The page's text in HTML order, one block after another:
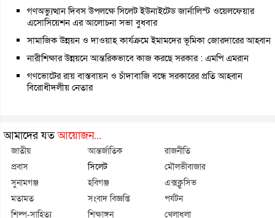
গণঅভ্যুত্থান দিবস উপলক্ষে সিলেট ইউনাইটেড জার্নালিস্ট ওয়েলফেয়ার
এসোসিয়েশন এর আলোচনা সভা বুধবার
সামাজিক উন্নয়ন ও দাওয়াহ কার্যক্রমে ইমামদের ভূমিকা জোরদারের আহ্বান
নারীশিক্ষার উন্নয়নে আন্তরিকভাবে কাজ করছে সরকার : এমপি এমরান
গণভোটের রায় বাস্তবায়ন ও চাঁদাবাজি বন্ধে সরকারের প্রতি আহ্বান
বিরোধীদলীয় নেতার
আমাদের যতআয়োজন...
জাতীয় আন্তর্জাতিক
রাজনীতি
প্রবাস
সিলেট
মৌলভীবাজার
সুনামগঞ্জ
হবিগঞ্জ
এক্সক্লুসিভ
মতামত
সংবাদ বিজ্ঞপ্তি
পর্যটন
শিল্প-সাহিত্য
শিক্ষাঙ্গন খেলাধুলা